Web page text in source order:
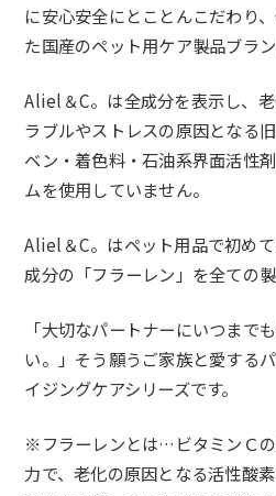
に安心安全にとことんこだわり
た国産のペット用ケア製品ブラン
Aliel＆C。は全成分を表示し、
ラブルやストレスの原因となる
ベン・着色料・石油系界面活性
ムを使用していません。
Aliel＆C。はペット用品で初め
成分の「フラーレン」を全ての
「大切なパートナーにいつまで
い。」そう願うご家族と愛する
イジングケアシリーズです。
※フラーレンとは…ビタミンＣ
力で、老化の原因となる活性酸